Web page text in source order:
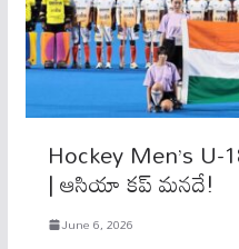
Hockey Men’s U-
| ఆసియా కప్ మనదే!
June 6, 2026